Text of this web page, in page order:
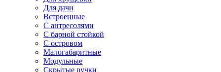
Для дачи
Встроенные
С антресолями
С барной стойкой
С островом
Малогабаритные
Модульные
Скрытые ручки